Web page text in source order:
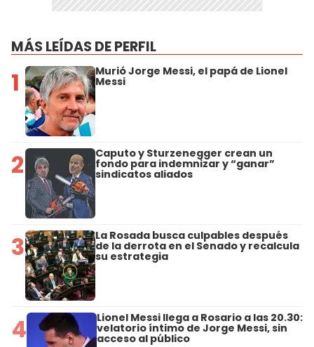
MÁS LEÍDAS DE PERFIL
1 Murió Jorge Messi, el papá de Lionel
Messi
2 Caputo y Sturzenegger crean un
fondo para indemnizar y “ganar”
sindicatos aliados
3 La Rosada busca culpables después
de la derrota en el Senado y recalcula
su estrategia
4 Lionel Messi llega a Rosario a las 20.30:
velatorio íntimo de Jorge Messi, sin
acceso al público